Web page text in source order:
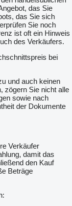
das Sie
das Sie sich
Sie noch
ist oft ein Hinweis
des Verkäufers.
bei
und auch keinen
zögern Sie nicht alle
sowie nach
der Dokumente
Verkäufer
damit das
den Kauf
Beträge